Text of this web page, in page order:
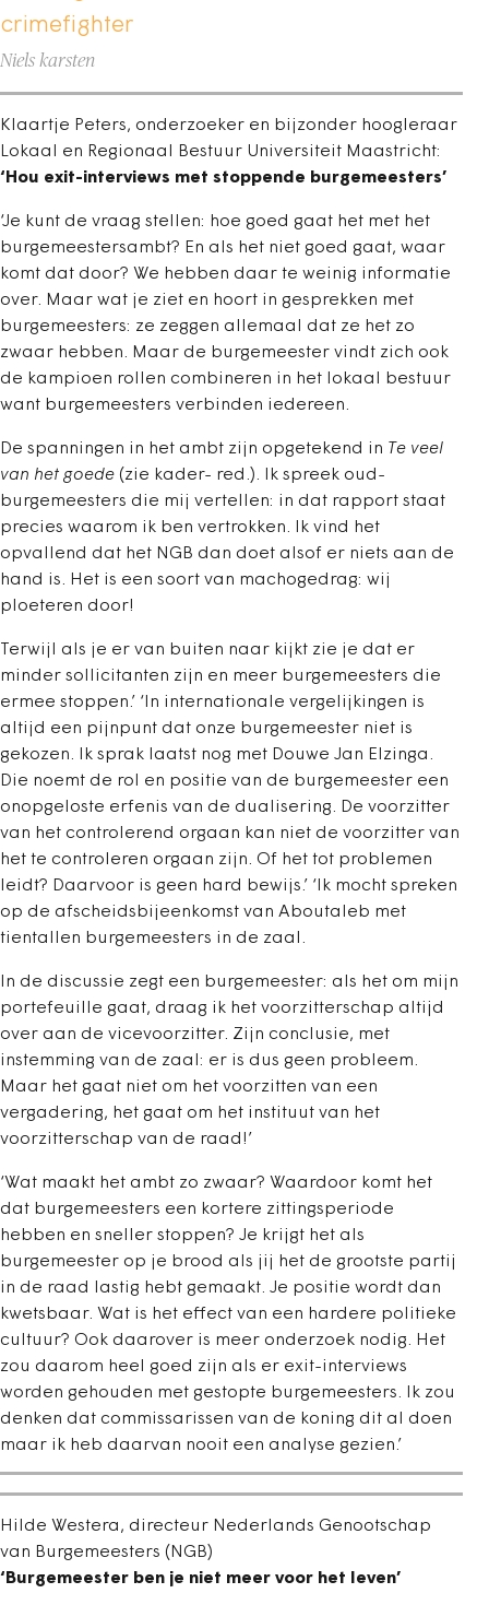
crimefighter
Niels karsten
Klaartje Peters, onderzoeker en bijzonder hoogleraar
Lokaal en Regionaal Bestuur Universiteit Maastricht:
‘Hou exit-interviews met stoppende burgemeesters’
‘Je kunt de vraag stellen: hoe goed gaat het met het
burgemeestersambt? En als het niet goed gaat, waar
komt dat door? We hebben daar te weinig informatie
over. Maar wat je ziet en hoort in gesprekken met
burgemeesters: ze zeggen allemaal dat ze het zo
zwaar hebben. Maar de burgemeester vindt zich ook
de kampioen rollen combineren in het lokaal bestuur
want burgemeesters verbinden iedereen.
De spanningen in het ambt zijn opgetekend in Te veel
van het goede (zie kader- red.). Ik spreek oud-
burgemeesters die mij vertellen: in dat rapport staat
precies waarom ik ben vertrokken. Ik vind het
opvallend dat het NGB dan doet alsof er niets aan de
hand is. Het is een soort van machogedrag: wij
ploeteren door!
Terwijl als je er van buiten naar kijkt zie je dat er
minder sollicitanten zijn en meer burgemeesters die
ermee stoppen.’ ‘In internationale vergelijkingen is
altijd een pijnpunt dat onze burgemeester niet is
gekozen. Ik sprak laatst nog met Douwe Jan Elzinga.
Die noemt de rol en positie van de burgemeester een
onopgeloste erfenis van de dualisering. De voorzitter
van het controlerend orgaan kan niet de voorzitter van
het te controleren orgaan zijn. Of het tot problemen
leidt? Daarvoor is geen hard bewijs.’ ‘Ik mocht spreken
op de afscheidsbijeenkomst van Aboutaleb met
tientallen burgemeesters in de zaal.
In de discussie zegt een burgemeester: als het om mijn
portefeuille gaat, draag ik het voorzitterschap altijd
over aan de vicevoorzitter. Zijn conclusie, met
instemming van de zaal: er is dus geen probleem.
Maar het gaat niet om het voorzitten van een
vergadering, het gaat om het instituut van het
voorzitterschap van de raad!’
‘Wat maakt het ambt zo zwaar? Waardoor komt het
dat burgemeesters een kortere zittingsperiode
hebben en sneller stoppen? Je krijgt het als
burgemeester op je brood als jij het de grootste partij
in de raad lastig hebt gemaakt. Je positie wordt dan
kwetsbaar. Wat is het effect van een hardere politieke
cultuur? Ook daarover is meer onderzoek nodig. Het
zou daarom heel goed zijn als er exit-interviews
worden gehouden met gestopte burgemeesters. Ik zou
denken dat commissarissen van de koning dit al doen
maar ik heb daarvan nooit een analyse gezien.’
Hilde Westera, directeur Nederlands Genootschap
van Burgemeesters (NGB)
‘Burgemeester ben je niet meer voor het leven’